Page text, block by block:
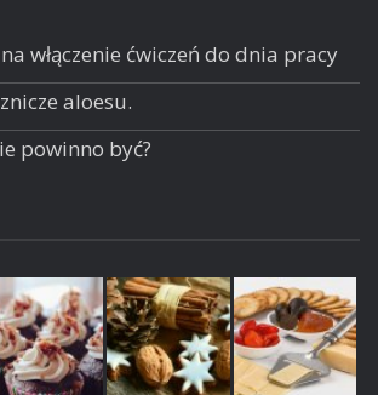
włączenie ćwiczeń do dnia pracy
aloesu.
powinno być?